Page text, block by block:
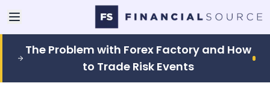
The Problem with Forex Factory and How
to Trade Risk Events